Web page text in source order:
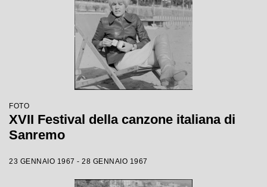
FOTO
XVII Festival della canzone italiana di
Sanremo
23 GENNAIO 1967 - 28 GENNAIO 1967